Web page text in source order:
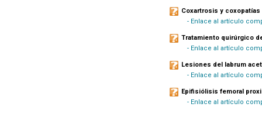
Coxartrosis y
- Enlace al artículo
Tratamiento quirúrgico
- Enlace al artículo
Lesiones del labrum
- Enlace al artículo
Epifisiólisis femoral
- Enlace al artículo